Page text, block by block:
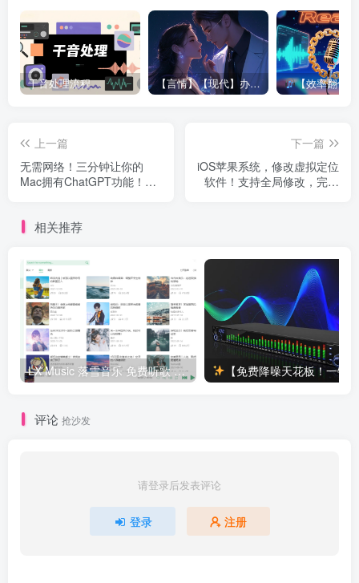
干音处理流程 【言情】【现代】办公室潜规则|姚公子|250660 【效率翻倍！Reaper半自动对轨神器拯
上一篇
无需网络！三分钟让你的
Mac拥有ChatGPT功能！！
下一篇
iOS苹果系统，修改虚拟定位
软件！支持全局修改，完全
相关推荐
LX Music 落雪音乐 免费听歌 免费下载歌曲 安卓+Win+Mac版软件下载！附导入音源教程！ 【免费降噪天花板！一键消除键盘鼠标声】后期党狂喜！Win/Mac双系统神插件！
评论 抢沙发
请登录后发表评论
登录 注册